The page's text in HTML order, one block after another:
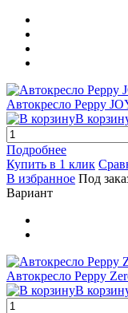
Автокресло Peppy
В
Подробнее
Купить в 1 клик
В избранное Под
Вариант
Автокресло Peppy
В